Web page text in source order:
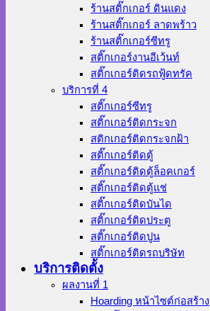
ร้านสติ๊กเกอร์ ดินแดง
ร้านสติ๊กเกอร์ ลาดพร้าว
ร้านสติ๊กเกอร์ซีทรู
สติ๊กเกอร์งานอีเว้นท์
สติ๊กเกอร์ติดรถฟู้ดทรัค
บริการที่ 4
สติ๊กเกอร์ซีทรู
สติ๊กเกอร์ติดกระจก
สติกเกอร์ติดกระจกฝ้า
สติ๊กเกอร์ติดตู้
สติ๊กเกอร์ติดตู้ล็อคเกอร์
สติ๊กเกอร์ติดตู้แช่
สติ๊กเกอร์ติดบันได
สติ๊กเกอร์ติดประตู
สติ๊กเกอร์ติดปูน
สติ๊กเกอร์ติดรถบริษัท
บริการติดตั้ง
ผลงานที่ 1
Hoarding หน้าไซต์ก่อสร้าง